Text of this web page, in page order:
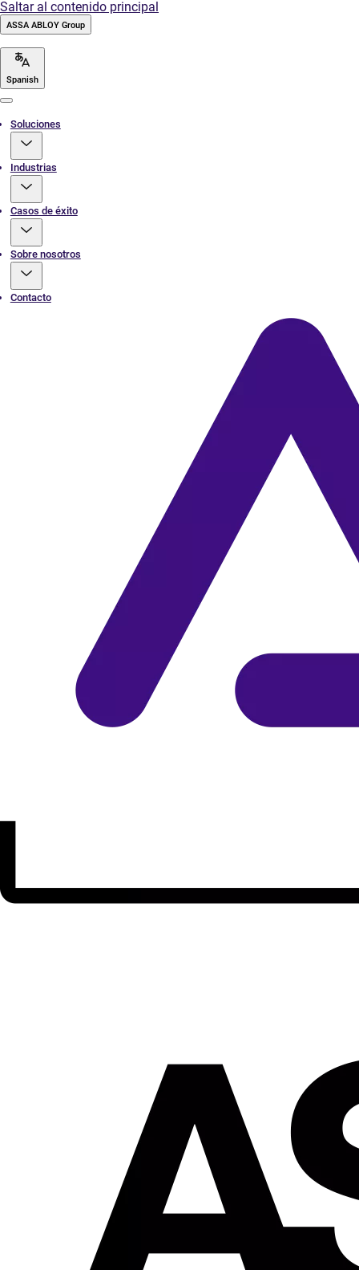
Saltar al contenido principal
ASSA ABLOY Group
Spanish
Soluciones
Industrias
Casos de éxito
Sobre nosotros
Contacto